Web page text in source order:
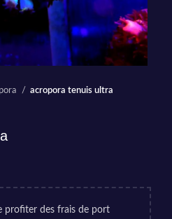
acropora tenuis ultra
profiter des frais de port